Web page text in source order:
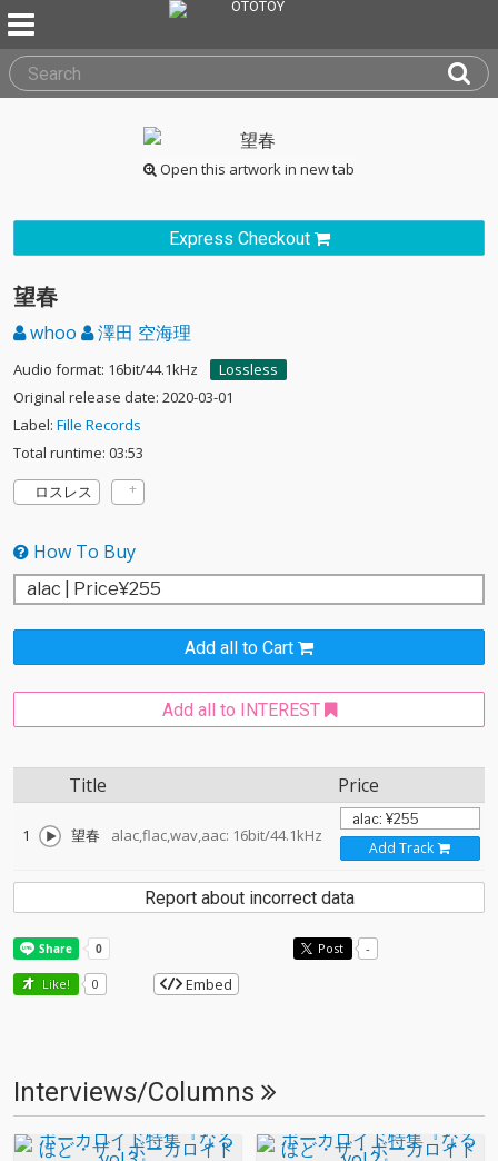
Open this artwork in new tab
Express Checkout
望春
whoo 澤田 空海理
Audio format: 16bit/44.1kHz
Lossless
Original release date: 2020-03-01
Label: Fille Records
Total runtime: 03:53
ロスレス
How To Buy
Add all to Cart
Add all to INTEREST
Title Price
1 望春 alac,flac,wav,aac: 16bit/44.1kHz
Add Track
Report about incorrect data
Post -
Like! 0 Embed
Interviews/Columns